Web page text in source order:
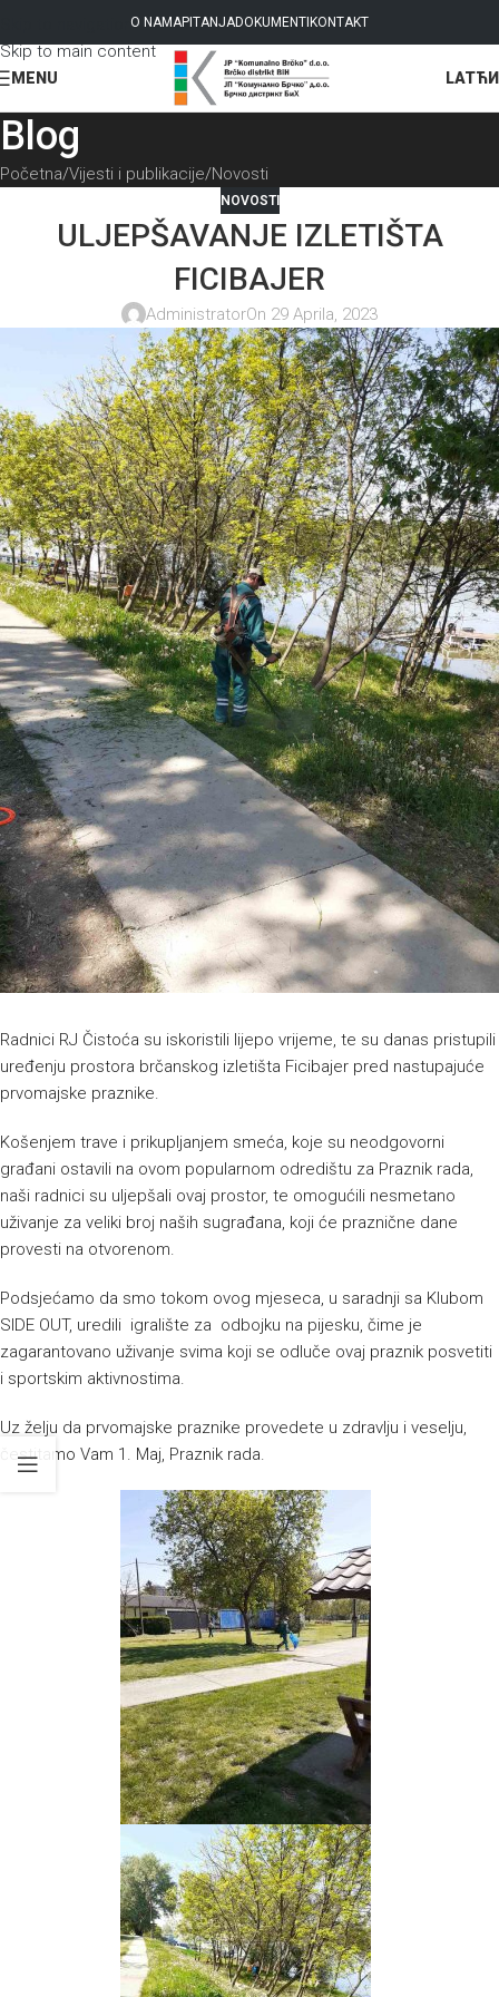
Skip to navigation
Skip to main content
O NAMAPITANJADOKUMENTI KONTAKT
MENU LAT
Blog
Početna Vijesti i publikacije Novosti
NOVOSTI
ULJEPŠAVANJE IZLETIŠTA
FICIBAJER
AdministratorOn 29 Aprila, 2023
Radnici RJ Čistoća su iskoristili lijepo vrijeme, te su danas pristupili
uređenju prostora brčanskog izletišta Ficibajer pred nastupajuće
prvomajske praznike.
Košenjem trave i prikupljanjem smeća, koje su neodgovorni
građani ostavili na ovom popularnom odredištu za Praznik rada,
naši radnici su uljepšali ovaj prostor, te omogućili nesmetano
uživanje za veliki broj naših sugrađana, koji će praznične dane
provesti na otvorenom.
Podsjećamo da smo tokom ovog mjeseca, u saradnji sa Klubom
SIDE OUT, uredili igralište za odbojku na pijesku, čime je
zagarantovano uživanje svima koji se odluče ovaj praznik posvetiti
i sportskim aktivnostima.
Uz želju da prvomajske praznike provedete u zdravlju i veselju,
čestitamo Vam 1. Maj, Praznik rada.